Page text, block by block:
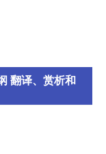
翻译、赏析和